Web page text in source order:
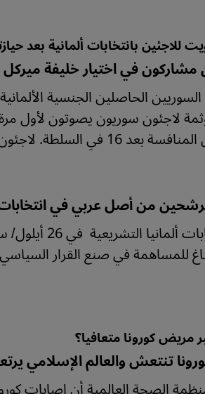
للاجئين بانتخابات ألمانية بعد
في اختيار خليفة ميركل
ممتنون لميركل لكنهم لا يشعرون بالتزام لدعم حزبها.
من أصل عربي في انتخابات
للمساهمة في صنع القرار
مريض كورونا متعافيا؟
تنتعش والعالم الإسلامي